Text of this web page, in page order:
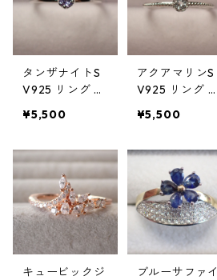
タンザナイトS
V925 リング 9/
¥5,500
アクアマリンS
V925 リング 9
¥5,500
キュービックジ
ブルーサファイ